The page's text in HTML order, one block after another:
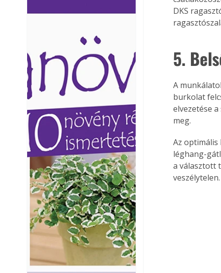
Ezermester
Laptapir kényelmes
DKS
5.
A
burkolat
elvezetése
meg.
Az
léghang-
a választott
veszélytelen.